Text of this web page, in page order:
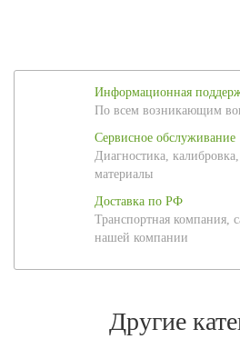
Информационная
По всем возникающим
Сервисное обслуживание
Диагностика,
материалы
Доставка по РФ
Транспортная компания,
нашей компании
Другие